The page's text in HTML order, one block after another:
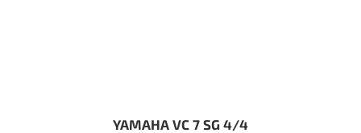
YAMAHA VC 7 SG 4/4